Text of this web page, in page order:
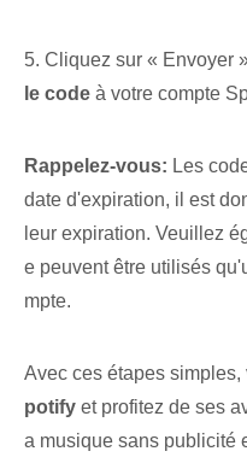
5. Cliquez sur « Envoyer
le code à votre compte
Rappelez-vous: ‌Les
date d'expiration, il est
leur expiration. Veuillez
e peuvent être utilisés
mpte.
Avec ces étapes simples,
potify‌ et profitez de ses
a musique sans publicité